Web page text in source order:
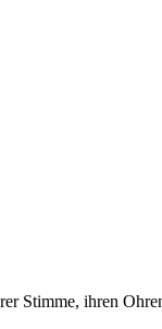
Stimme, ihren